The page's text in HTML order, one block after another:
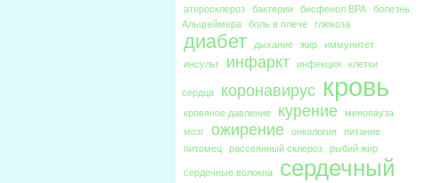
атеросклероз бактерии бисфенол BPA
болезнь
Альцгеймера
боль в плече глюкоза
диабет дыхание жир
иммунитет
инсульт
инфаркт инфекция клетки
сердца коронавирус кровь
кровяное давление курение
менопауза
мозг
ожирение онкология
питание
питомец
рассеянный склероз рыбий жир
сердечные волокна
сердечный